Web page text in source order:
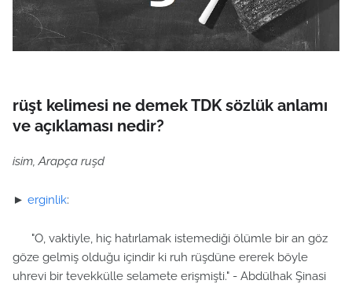
rüşt kelimesi ne demek TDK sözlük anlamı
ve açıklaması nedir?
isim, Arapça ruşd
► erginlik:
"O, vaktiyle, hiç hatırlamak istemediği ölümle bir an göz
göze gelmiş olduğu içindir ki ruh rüşdüne ererek böyle
uhrevi bir tevekkülle selamete erişmişti." - Abdülhak Şinasi